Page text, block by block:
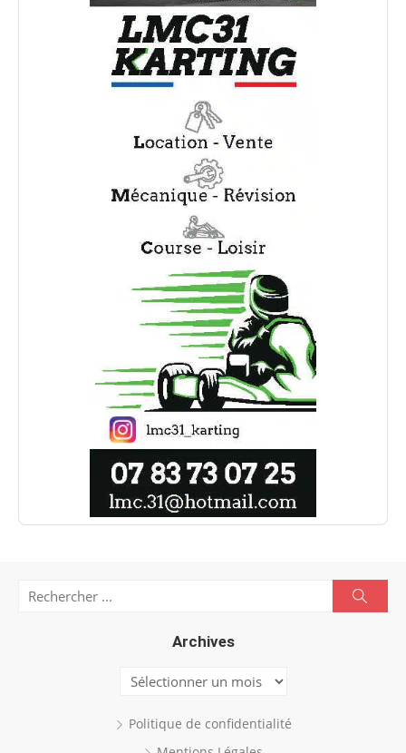
Archives
Archives
Politique de confidentialité